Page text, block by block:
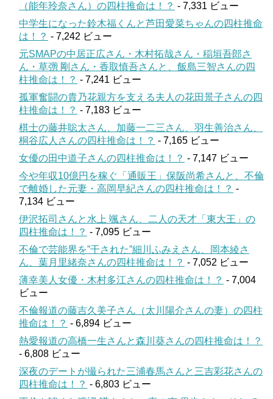
（能年玲奈さん）の四柱推命は！？ - 7,331 ビュー
中学生になった鈴木福くんと芦田愛菜ちゃんの四柱推命
は！？ - 7,242 ビュー
元SMAPの中居正広さん・木村拓哉さん・稲垣吾郎さ
ん・草彅 剛さん・香取慎吾さんと、飯島三智さんの四
柱推命は！？ - 7,241 ビュー
孤軍奮闘の貴乃花親方を支える夫人の花田景子さんの四
柱推命は！？ - 7,183 ビュー
棋士の藤井聡太さん、加藤一二三さん、羽生善治さん、
桐谷広人さんの四柱推命は！？ - 7,165 ビュー
女優の田中道子さんの四柱推命は！？ - 7,147 ビュー
今や年収10億円を稼ぐ「通販王」保阪尚希さんと、不倫
で離婚した元妻・高岡早紀さんの四柱推命は！？ -
7,134 ビュー
伊沢拓司さんと水上 颯さん、二人の天才「東大王」の
四柱推命は！？ - 7,095 ビュー
不倫で芸能界を”干された”細川ふみえさん、岡本綾さ
ん、葉月里緒奈さんの四柱推命は！？ - 7,052 ビュー
薄幸美人女優・木村多江さんの四柱推命は！？ - 7,004
ビュー
不倫報道の藤吉久美子さん（太川陽介さんの妻）の四柱
推命は！？ - 6,894 ビュー
熱愛報道の高橋一生さんと森川葵さんの四柱推命は！？
- 6,808 ビュー
深夜のデートが撮られた三浦春馬さんと三吉彩花さんの
四柱推命は！？ - 6,803 ビュー